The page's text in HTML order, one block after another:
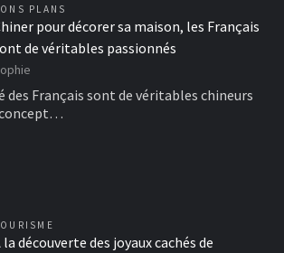
PLANS
pour décorer sa maison, les Français
de véritables passionnés
des Français sont de véritables chineurs
concept…
la découverte des joyaux cachés de